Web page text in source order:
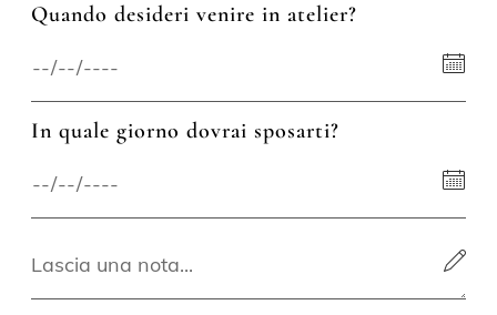
Quando desideri venire in atelier?
In quale giorno dovrai sposarti?